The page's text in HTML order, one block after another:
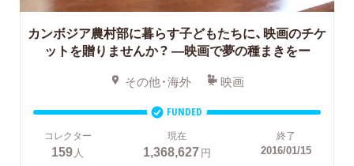
カンボジア農村部に暮らす子どもたちに、映画のチケ
ットを贈りませんか？ ―映画で夢の種まきをー
その他・海外 映画
FUNDED
コレクター
159 人
現在
1,368,627円
終了
2016/01/15